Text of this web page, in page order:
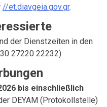
//et.diavgeia.gov.gr.
der Dienstzeiten in den
27220 22232).
bis einschließlich
DEYAM (Protokollstelle)